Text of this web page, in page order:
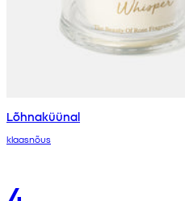
Lõhnaküünal
klaasnõus